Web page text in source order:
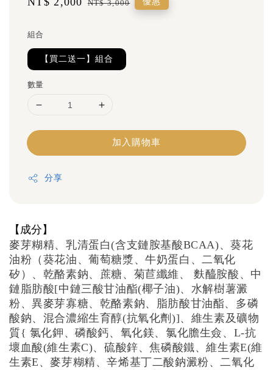
NT$ 3,000
組合
【買二送一】組合
數量
加入購物車
分享
【成分】
麥芽糊精、乳清蛋白(含支鏈胺基酸BCAA)、葵花
油粉（葵花油、葡萄糖漿、牛奶蛋白、二氧化
矽）、乾酪素鈉、蔗糖、菊苣纖維、 麩醯胺酸、中
鏈脂肪酸[中鏈三酸甘油酯(椰子油)、水解樹薯澱
粉、異麥芽寡糖、乾酪素鈉、脂肪酸甘油酯、多磷
酸鈉、混合濃縮生育醇(抗氧化劑)]、維生素及礦物
質{ 氯化鉀、磷酸鈣、氧化鎂、氯化膽生僉、L-抗
壞血酸(維生素C)、硫酸鋅、焦磷酸鐵、維生素E(維
生素E、麥芽糊精、辛烯基丁二酸鈉澱粉、二氧化